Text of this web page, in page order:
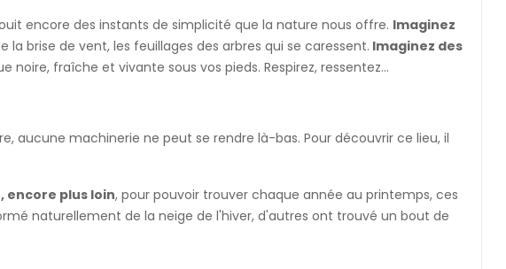
encore des instants de simplicité que la nature nous offre. Imaginez
brise de vent, les feuillages des arbres qui se caressent. Imaginez des
fraîche et vivante sous vos pieds. Respirez, ressentez...
aucune machinerie ne peut se rendre là-bas. Pour découvrir ce lieu, il
encore plus loin, pour pouvoir trouver chaque année au printemps, ces
naturellement de la neige de l'hiver, d'autres ont trouvé un bout de